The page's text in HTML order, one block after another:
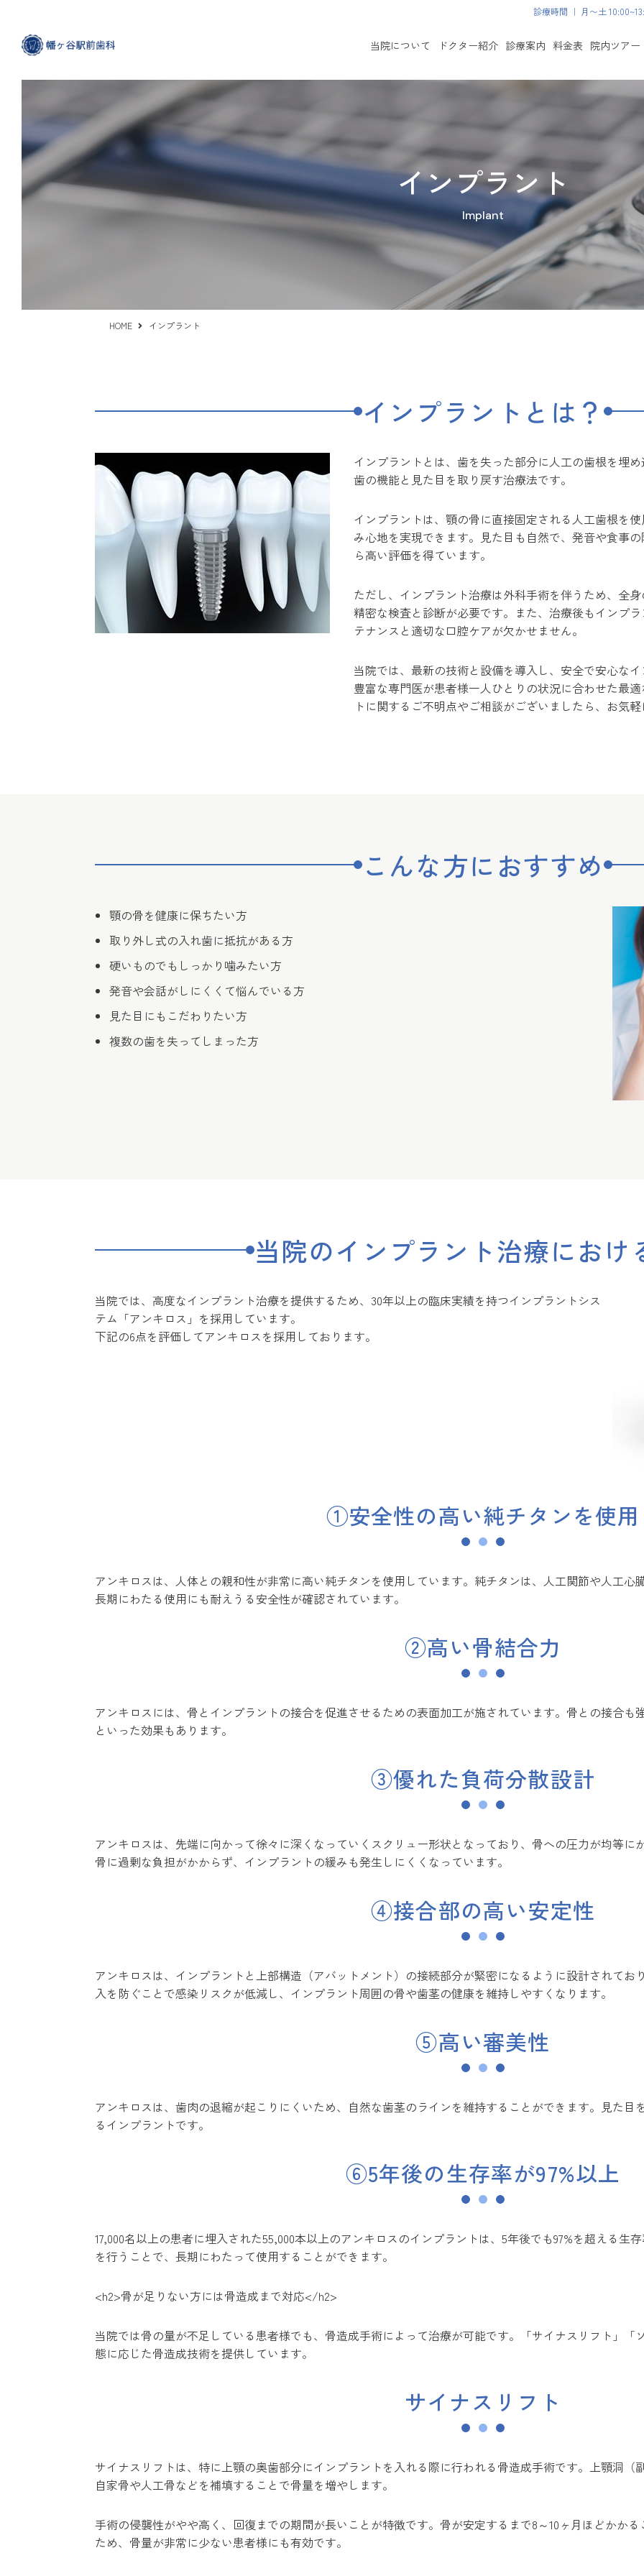
診療時間 ｜ 月〜土
当院について ドクター紹介 診療案内 料金表 院内ツアー
インプラント
Implant
HOME インプラント
インプラントとは？
インプラントとは、歯を失った部分に人工の歯根を埋
歯の機能と見た目を取り戻す治療法です。
インプラントは、顎の骨に直接固定される人工歯根を
み心地を実現できます。見た目も自然で、発音や食事
ら高い評価を得ています。
ただし、インプラント治療は外科手術を伴うため、全
精密な検査と診断が必要です。また、治療後もインプ
テナンスと適切な口腔ケアが欠かせません。
当院では、最新の技術と設備を導入し、安全で安心な
豊富な専門医が患者様一人ひとりの状況に合わせた最
トに関するご不明点やご相談がございましたら、お気
こんな方におすすめ
顎の骨を健康に保ちたい方
取り外し式の入れ歯に抵抗がある方
硬いものでもしっかり噛みたい方
発音や会話がしにくくて悩んでいる方
見た目にもこだわりたい方
複数の歯を失ってしまった方
当院のインプラント治療におけ
当院では、高度なインプラント治療を提供するため、30年以上の臨床実績を持つインプラントシス
テム「アンキロス」を採用しています。
下記の6点を評価してアンキロスを採用しております。
①安全性の高い純チタンを使用
アンキロスは、人体との親和性が非常に高い純チタンを使用しています。純チタンは、人工関節や人工
長期にわたる使用にも耐えうる安全性が確認されています。
②高い骨結合力
アンキロスには、骨とインプラントの接合を促進させるための表面加工が施されています。骨との接合
といった効果もあります。
③優れた負荷分散設計
アンキロスは、先端に向かって徐々に深くなっていくスクリュー形状となっており、骨への圧力が均等
骨に過剰な負担がかからず、インプラントの緩みも発生しにくくなっています。
④接合部の高い安定性
アンキロスは、インプラントと上部構造（アバットメント）の接続部分が緊密になるように設計されて
入を防ぐことで感染リスクが低減し、インプラント周囲の骨や歯茎の健康を維持しやすくなります。
⑤高い審美性
アンキロスは、歯肉の退縮が起こりにくいため、自然な歯茎のラインを維持することができます。見た
るインプラントです。
⑥5年後の生存率が97%以上
17,000名以上の患者に埋入された55,000本以上のアンキロスのインプラントは、5年後でも97%を超える生
を行うことで、長期にわたって使用することができます。
<h2>骨が足りない方には骨造成まで対応</h2>
当院では骨の量が不足している患者様でも、骨造成手術によって治療が可能です。「サイナスリフト」「
態に応じた骨造成技術を提供しています。
サイナスリフト
サイナスリフトは、特に上顎の奥歯部分にインプラントを入れる際に行われる骨造成手術です。上顎洞
自家骨や人工骨などを補填することで骨量を増やします。
手術の侵襲性がやや高く、回復までの期間が長いことが特徴です。骨が安定するまで8～10ヶ月ほどかか
ため、骨量が非常に少ない患者様にも有効です。